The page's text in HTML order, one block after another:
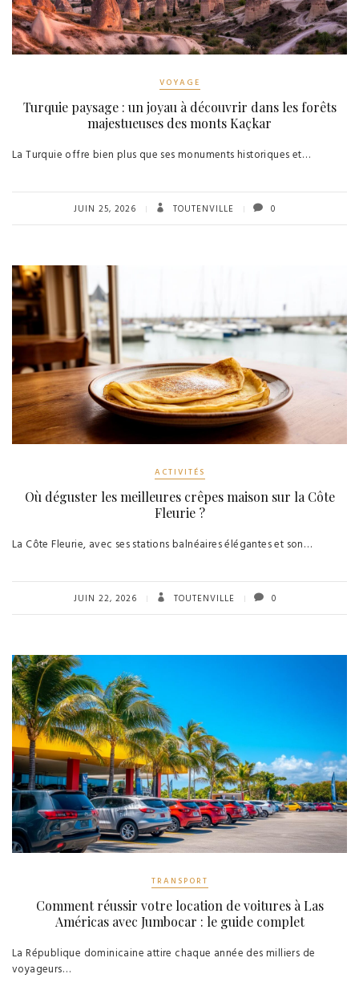
VOYAGE
Turquie paysage : un joyau à découvrir dans les forêts
majestueuses des monts Kaçkar
La Turquie offre bien plus que ses monuments historiques et…
JUIN 25, 2026 TOUTENVILLE 0
ACTIVITÉS
Où déguster les meilleures crêpes maison sur la Côte
Fleurie ?
La Côte Fleurie, avec ses stations balnéaires élégantes et son…
JUIN 22, 2026 TOUTENVILLE 0
TRANSPORT
Comment réussir votre location de voitures à Las
Américas avec Jumbocar : le guide complet
La République dominicaine attire chaque année des milliers de
voyageurs…